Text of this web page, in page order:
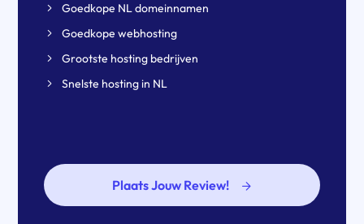
Goedkope NL domeinnamen
Goedkope webhosting
Grootste hosting bedrijven
Snelste hosting in NL
Plaats Jouw Review!